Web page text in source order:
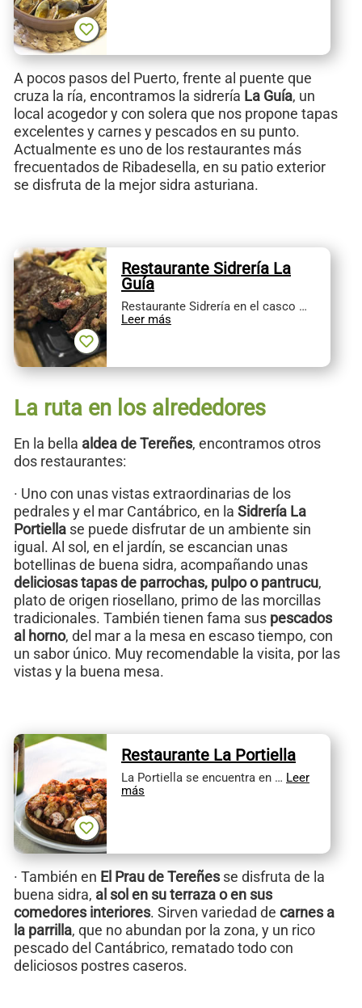
A pocos pasos del Puerto, frente al puente que
cruza la ría, encontramos la sidrería La Guía, un
local acogedor y con solera que nos propone tapas
excelentes y carnes y pescados en su punto.
Actualmente es uno de los restaurantes más
frecuentados de Ribadesella, en su patio exterior
se disfruta de la mejor sidra asturiana.
Restaurante Sidrería La
Guía
Restaurante Sidrería en el casco …
Leer más
La ruta en los alrededores
En la bella aldea de Tereñes, encontramos otros
dos restaurantes:
· Uno con unas vistas extraordinarias de los
pedrales y el mar Cantábrico, en la Sidrería La
Portiella se puede disfrutar de un ambiente sin
igual. Al sol, en el jardín, se escancian unas
botellinas de buena sidra, acompañando unas
deliciosas tapas de parrochas, pulpo o pantrucu,
plato de origen riosellano, primo de las morcillas
tradicionales. También tienen fama sus pescados
al horno, del mar a la mesa en escaso tiempo, con
un sabor único. Muy recomendable la visita, por las
vistas y la buena mesa.
Restaurante La Portiella
La Portiella se encuentra en … Leer
más
· También en El Prau de Tereñesse disfruta de la
buena sidra, al sol en su terraza o en sus
comedores interiores. Sirven variedad de carnes a
la parrilla, que no abundan por la zona, y un rico
pescado del Cantábrico, rematado todo con
deliciosos postres caseros.